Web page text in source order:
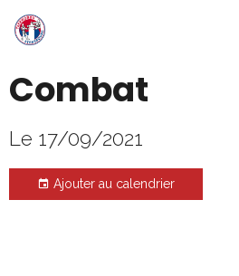
Combat
Le 17/09/2021
Ajouter au calendrier